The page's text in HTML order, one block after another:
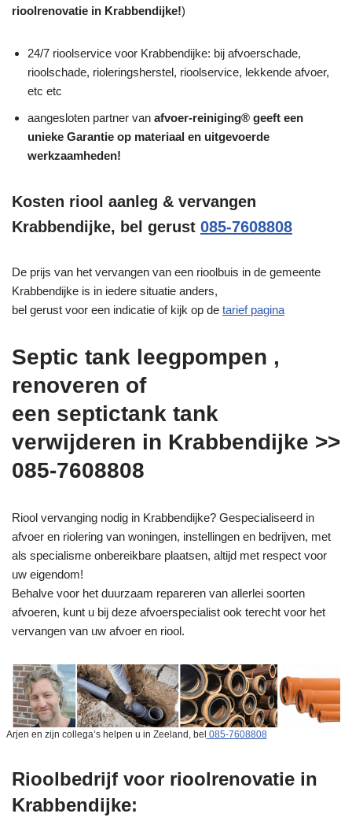
rioolrenovatie in Krabbendijke!)
24/7 rioolservice voor Krabbendijke: bij afvoerschade,
rioolschade, rioleringsherstel, rioolservice, lekkende afvoer,
etc etc
aangesloten partner van afvoer-reiniging® geeft een
unieke Garantie op materiaal en uitgevoerde
werkzaamheden!
Kosten riool aanleg & vervangen
Krabbendijke, bel gerust 085-7608808
De prijs van het vervangen van een rioolbuis in de gemeente
Krabbendijke is in iedere situatie anders,
bel gerust voor een indicatie of kijk op de tarief pagina
Septic tank leegpompen ,
renoveren of
een septictank tank
verwijderen in Krabbendijke >>
085-7608808
Riool vervanging nodig in Krabbendijke? Gespecialiseerd in
afvoer en riolering van woningen, instellingen en bedrijven, met
als specialisme onbereikbare plaatsen, altijd met respect voor
uw eigendom!
Behalve voor het duurzaam repareren van allerlei soorten
afvoeren, kunt u bij deze afvoerspecialist ook terecht voor het
vervangen van uw afvoer en riool.
Arjen en zijn collega’s helpen u in Zeeland, bel 085-7608808
Rioolbedrijf voor rioolrenovatie in
Krabbendijke: